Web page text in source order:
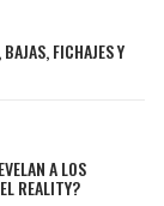
FICHAJES Y
A LOS
REALITY?